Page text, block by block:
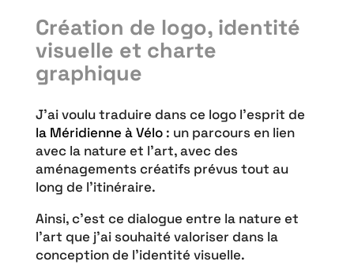
Création de logo, identité
visuelle et charte
graphique
J’ai voulu traduire dans ce logo l’esprit de
la Méridienne à Vélo: un parcours en lien
avec la nature et l’art, avec des
aménagements créatifs prévus tout au
long de l’itinéraire.
Ainsi, c’est ce dialogue entre la nature et
l’art que j’ai souhaité valoriser dans la
conception de l’identité visuelle.